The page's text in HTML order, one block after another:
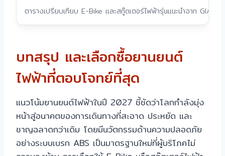
ตารางเปรียบเทียบ E-Bike และสกู๊ตเตอร์ไฟฟ้ารุ่นแนะนำจาก
บทสรุป และเลือกซื้อยานยนต์
ไฟฟ้าที่ตอบโจทย์ที่สุด
แนวโน้มยานยนต์ไฟฟ้าในปี 2027 ชี้ชัดว่าโลกกำลังมุ่ง
หน้าสู่อนาคตของการเดินทางที่สะอาด ประหยัด และ
ชาญฉลาดกว่าเดิม โดยมีนวัตกรรมด้านความปลอดภัย
อย่างระบบเบรก ABS เป็นมาตรฐานใหม่ที่ผู้บริโภคไม่